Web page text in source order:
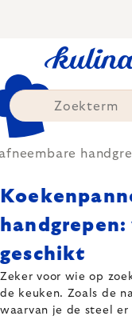
geschikt
Zeker voor wie op
de keuken. Zoals de
waarvan je de steel